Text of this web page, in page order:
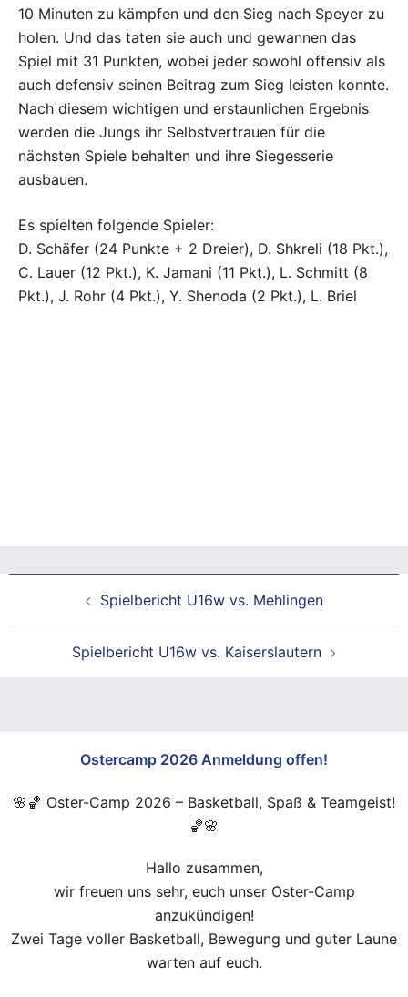
10 Minuten zu kämpfen und den Sieg nach Speyer zu
holen. Und das taten sie auch und gewannen das
Spiel mit 31 Punkten, wobei jeder sowohl offensiv als
auch defensiv seinen Beitrag zum Sieg leisten konnte.
Nach diesem wichtigen und erstaunlichen Ergebnis
werden die Jungs ihr Selbstvertrauen für die
nächsten Spiele behalten und ihre Siegesserie
ausbauen.
Es spielten folgende Spieler:
D. Schäfer (24 Punkte + 2 Dreier), D. Shkreli (18 Pkt.),
C. Lauer (12 Pkt.), K. Jamani (11 Pkt.), L. Schmitt (8
Pkt.), J. Rohr (4 Pkt.), Y. Shenoda (2 Pkt.), L. Briel
Spielbericht U16w vs. Mehlingen
Spielbericht U16w vs. Kaiserslautern
Ostercamp 2026 Anmeldung offen!
🌸🏀 Oster-Camp 2026 – Basketball, Spaß & Teamgeist!
🏀🌸
Hallo zusammen,
wir freuen uns sehr, euch unser Oster-Camp
anzukündigen!
Zwei Tage voller Basketball, Bewegung und guter Laune
warten auf euch.